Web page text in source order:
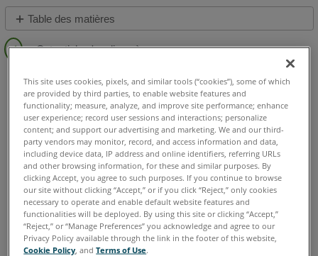
Enregistrer
en
tant
que
PDF
Table des matières
Voir
aussi
allemand anglais chinois coréen espagnol français
italien japonais portugais
This site uses cookies, pixels, and similar tools (“cookies”), some of which
are provided by third parties, to enable website features and
functionality; measure, analyze, and improve site performance; enhance
user experience; record user sessions and interactions; personalize
content; and support our advertising and marketing. We and our third-
party vendors may monitor, record, and access information and data,
including device data, IP address and online identifiers, referring URLs
and other browsing information, for these and similar purposes. By
clicking Accept, you agree to such purposes. If you continue to browse
our site without clicking “Accept,” or if you click “Reject,” only cookies
necessary to operate and enable default website features and
functionalities will be deployed. By using this site or clicking “Accept,”
“Reject,” or “Manage Preferences” you acknowledge and agree to our
Privacy Policy available through the link in the footer of this website,
Cookie Policy , andTerms of Use.